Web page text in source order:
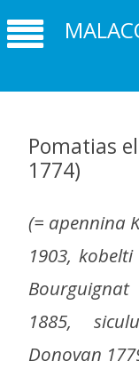
Pomatias
1774)
(= apennina
1903,
1885,
Donovan